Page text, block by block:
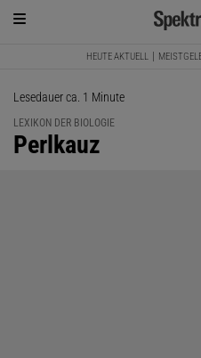
HEUTE AKTUELL
Lesedauer ca. 1 Minute
LEXIKON DER BIOLOGIE
:
Perlkauz